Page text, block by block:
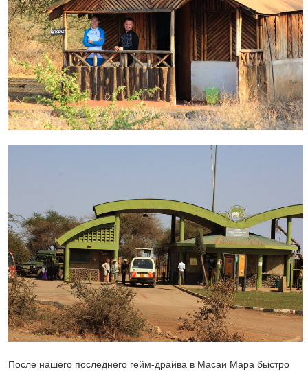
После нашего последнего гейм-драйва в Масаи Мара быстро